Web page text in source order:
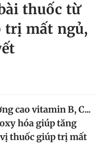
Magazine
thuốc từ
trị mất ngủ,
cao vitamin B, C...
hóa giúp tăng
thuốc giúp trị mất